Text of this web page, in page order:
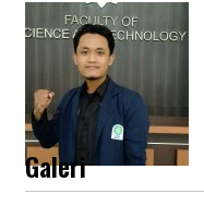
Galeri